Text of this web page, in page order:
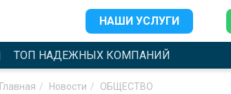
НАШИ УСЛУГИ
ТОП НАДЕЖНЫХ КОМПАНИЙ
Главная Новости ОБЩЕСТВО